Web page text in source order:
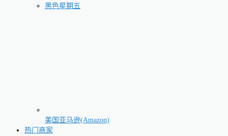
黑色星期五
美国亚马逊(Amazon)
热门商家